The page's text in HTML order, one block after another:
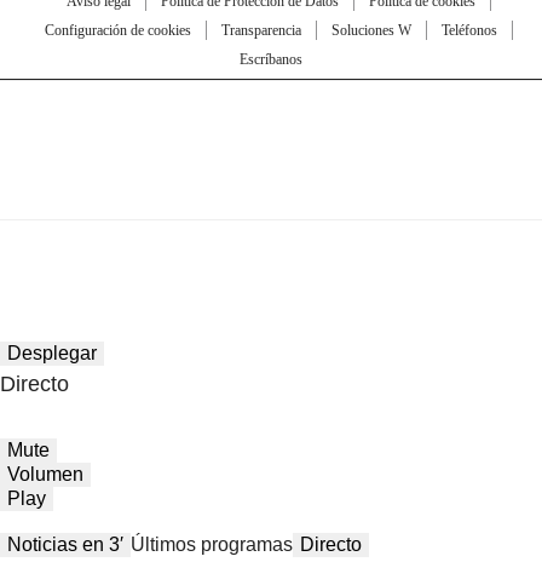
Configuración de cookies
Transparencia Soluciones W
Teléfonos
Escríbanos
Desplegar
Directo
Mute
Volumen
Play
Noticias en 3′ Últimos programas Directo